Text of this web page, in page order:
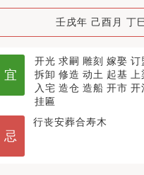
壬戌年 己酉月 丁
宜
开光 求嗣 雕刻 嫁娶 订
拆卸 修造 动土 起基
入宅 造仓 造船 开市 开
挂匾
忌
行丧安葬合寿木